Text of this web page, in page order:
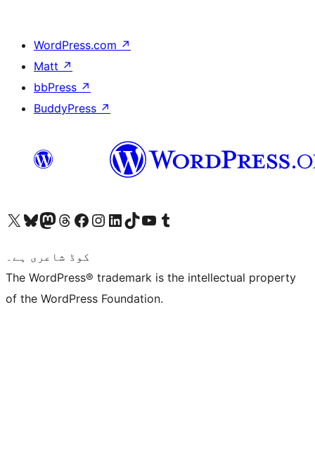
WordPress.com ↗
Matt ↗
bbPress ↗
BuddyPress ↗
Visit our X (formerly Twitter) account
ہمارے بلیواسکائی اکاؤنٹ پر جائیں
Visit our Mastodon account
ہمارے ٹھریڈز اکاؤنٹ پر جائیں
Visit our Facebook page
Visit our Instagram account
Visit our LinkedIn account
ہمارے ٹک ٹاک اکاؤنٹ پر جائیں
Visit our YouTube channel
ہمارے ٹمبلر اکاؤنٹ پر جائیں
کوڈ شاعری ہے۔
The WordPress® trademark is the intellectual property
of the WordPress Foundation.